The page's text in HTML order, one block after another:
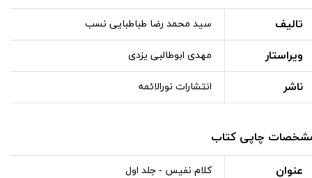
تالیف سید محمد رضا طباطبایی نسب
ویراستار مهدی ابوطالبی یزدی
ناشر انتشارات نورالائمه
چاپی کتاب
عنوان کلام نفیس - جلد اول